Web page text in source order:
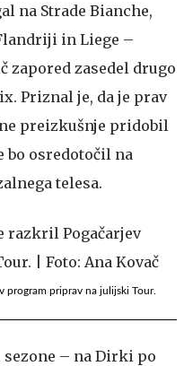
na Strade Bianche,
in Liege –
zapored zasedel drugo
Priznal je, da je prav
preizkušnje pridobil
bo osredotočil na
telesa.
program priprav na julijski Tour.
sezone – na Dirki po